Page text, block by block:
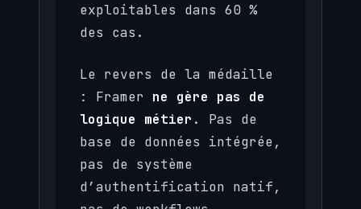
exploitables dans 60 %
des cas.
Le revers de la médaille
: Framer ne gère pas de
logique métier . Pas de
base de données intégrée,
pas de système
d’authentification natif,